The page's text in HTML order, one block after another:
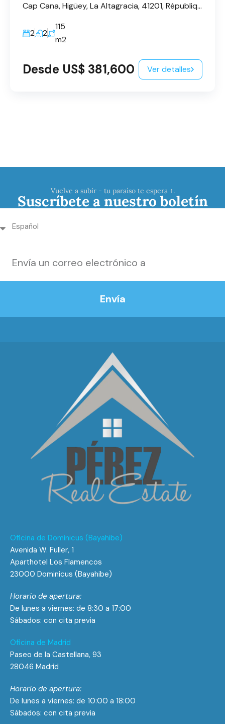
Cap Cana, Higüey, La Altagracia, 41201, République dominicaine
2 2
115
m2
Desde US$ 381,600 Ver detalles
Vuelve a subir - tu paraíso te espera ↑.
Suscríbete a nuestro boletín
Envía
Oficina de Dominicus (Bayahibe)
Avenida W. Fuller, 1
Aparthotel Los Flamencos
23000 Dominicus (Bayahibe)
Horario de apertura:
De lunes a viernes: de 8:30 a 17:00
Sábados: con cita previa
Oficina de Madrid
Paseo de la Castellana, 93
28046 Madrid
Horario de apertura:
De lunes a viernes: de 10:00 a 18:00
Sábados: con cita previa